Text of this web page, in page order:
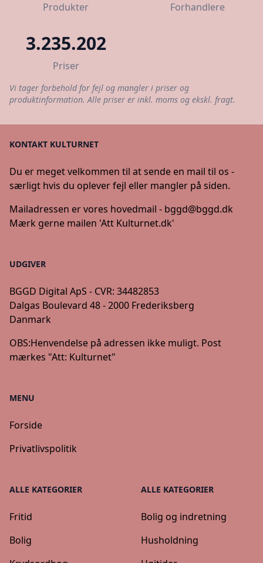
Produkter Forhandlere
3.235.202
Priser
Vi tager forbehold for fejl og mangler i priser og
produktinformation. Alle priser er inkl. moms og ekskl. fragt.
KONTAKT KULTURNET
Du er meget velkommen til at sende en mail til os -
særligt hvis du oplever fejl eller mangler på siden.
Mailadressen er vores hovedmail - bggd@bggd.dk
Mærk gerne mailen 'Att Kulturnet.dk'
UDGIVER
BGGD Digital ApS - CVR: 34482853
Dalgas Boulevard 48 - 2000 Frederiksberg
Danmark
OBS:Henvendelse på adressen ikke muligt. Post
mærkes "Att: Kulturnet"
MENU
Forside
Privatlivspolitik
ALLE KATEGORIER
Fritid
Bolig
ALLE KATEGORIER
Bolig og indretning
Husholdning